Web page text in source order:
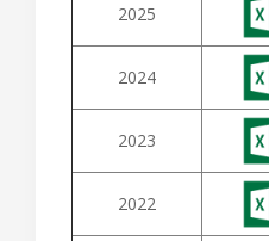
2025
2024
2023
2022